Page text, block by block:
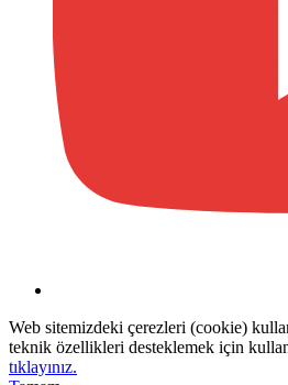
Web sitemizdeki çerezleri (cookie)
teknik özellikleri desteklemek için
tıklayınız.